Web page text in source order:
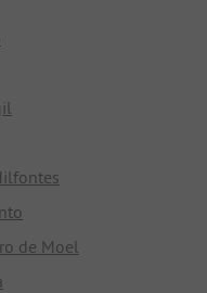
de Moel